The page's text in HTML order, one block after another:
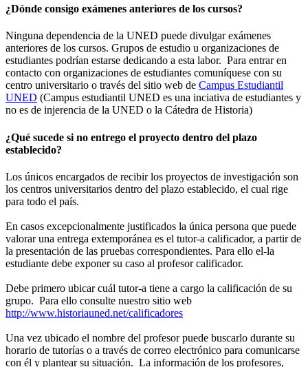
¿Dónde consigo exámenes anteriores de los cursos?
Ninguna dependencia de la UNED puede divulgar exámenes
anteriores de los cursos. Grupos de estudio u organizaciones de
estudiantes podrían estarse dedicando a esta labor. Para entrar en
contacto con organizaciones de estudiantes comuníquese con su
centro universitario o través del sitio web de Campus Estudiantil
UNED (Campus estudiantil UNED es una inciativa de estudiantes y
no es de injerencia de la UNED o la Cátedra de Historia)
¿Qué sucede si no entrego el proyecto dentro del plazo
establecido?
Los únicos encargados de recibir los proyectos de investigación son
los centros universitarios dentro del plazo establecido, el cual rige
para todo el país.
En casos excepcionalmente justificados la única persona que puede
valorar una entrega extemporánea es el tutor-a calificador, a partir de
la presentación de las pruebas correspondientes. Para ello el-la
estudiante debe exponer su caso al profesor calificador.
Debe primero ubicar cuál tutor-a tiene a cargo la calificación de su
grupo. Para ello consulte nuestro sitio web
http://www.historiauned.net/calificadores
Una vez ubicado el nombre del profesor puede buscarlo durante su
horario de tutorías o a través de correo electrónico para comunicarse
con él y plantear su situación. La información de los profesores,